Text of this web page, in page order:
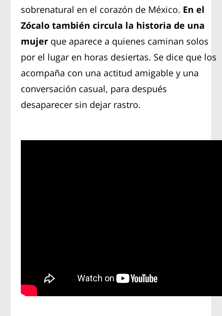
sobrenatural en el corazón de México. En el
Zócalo también circula la historia de una
mujer que aparece a quienes caminan solos
por el lugar en horas desiertas. Se dice que los
acompaña con una actitud amigable y una
conversación casual, para después
desaparecer sin dejar rastro.